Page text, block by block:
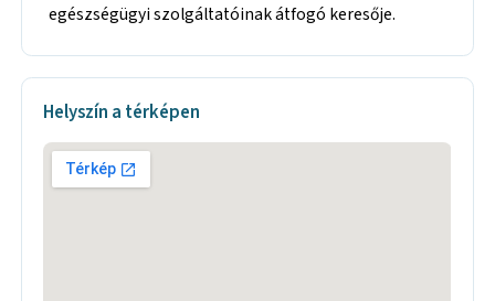
egészségügyi szolgáltatóinak átfogó keresője.
Helyszín a térképen